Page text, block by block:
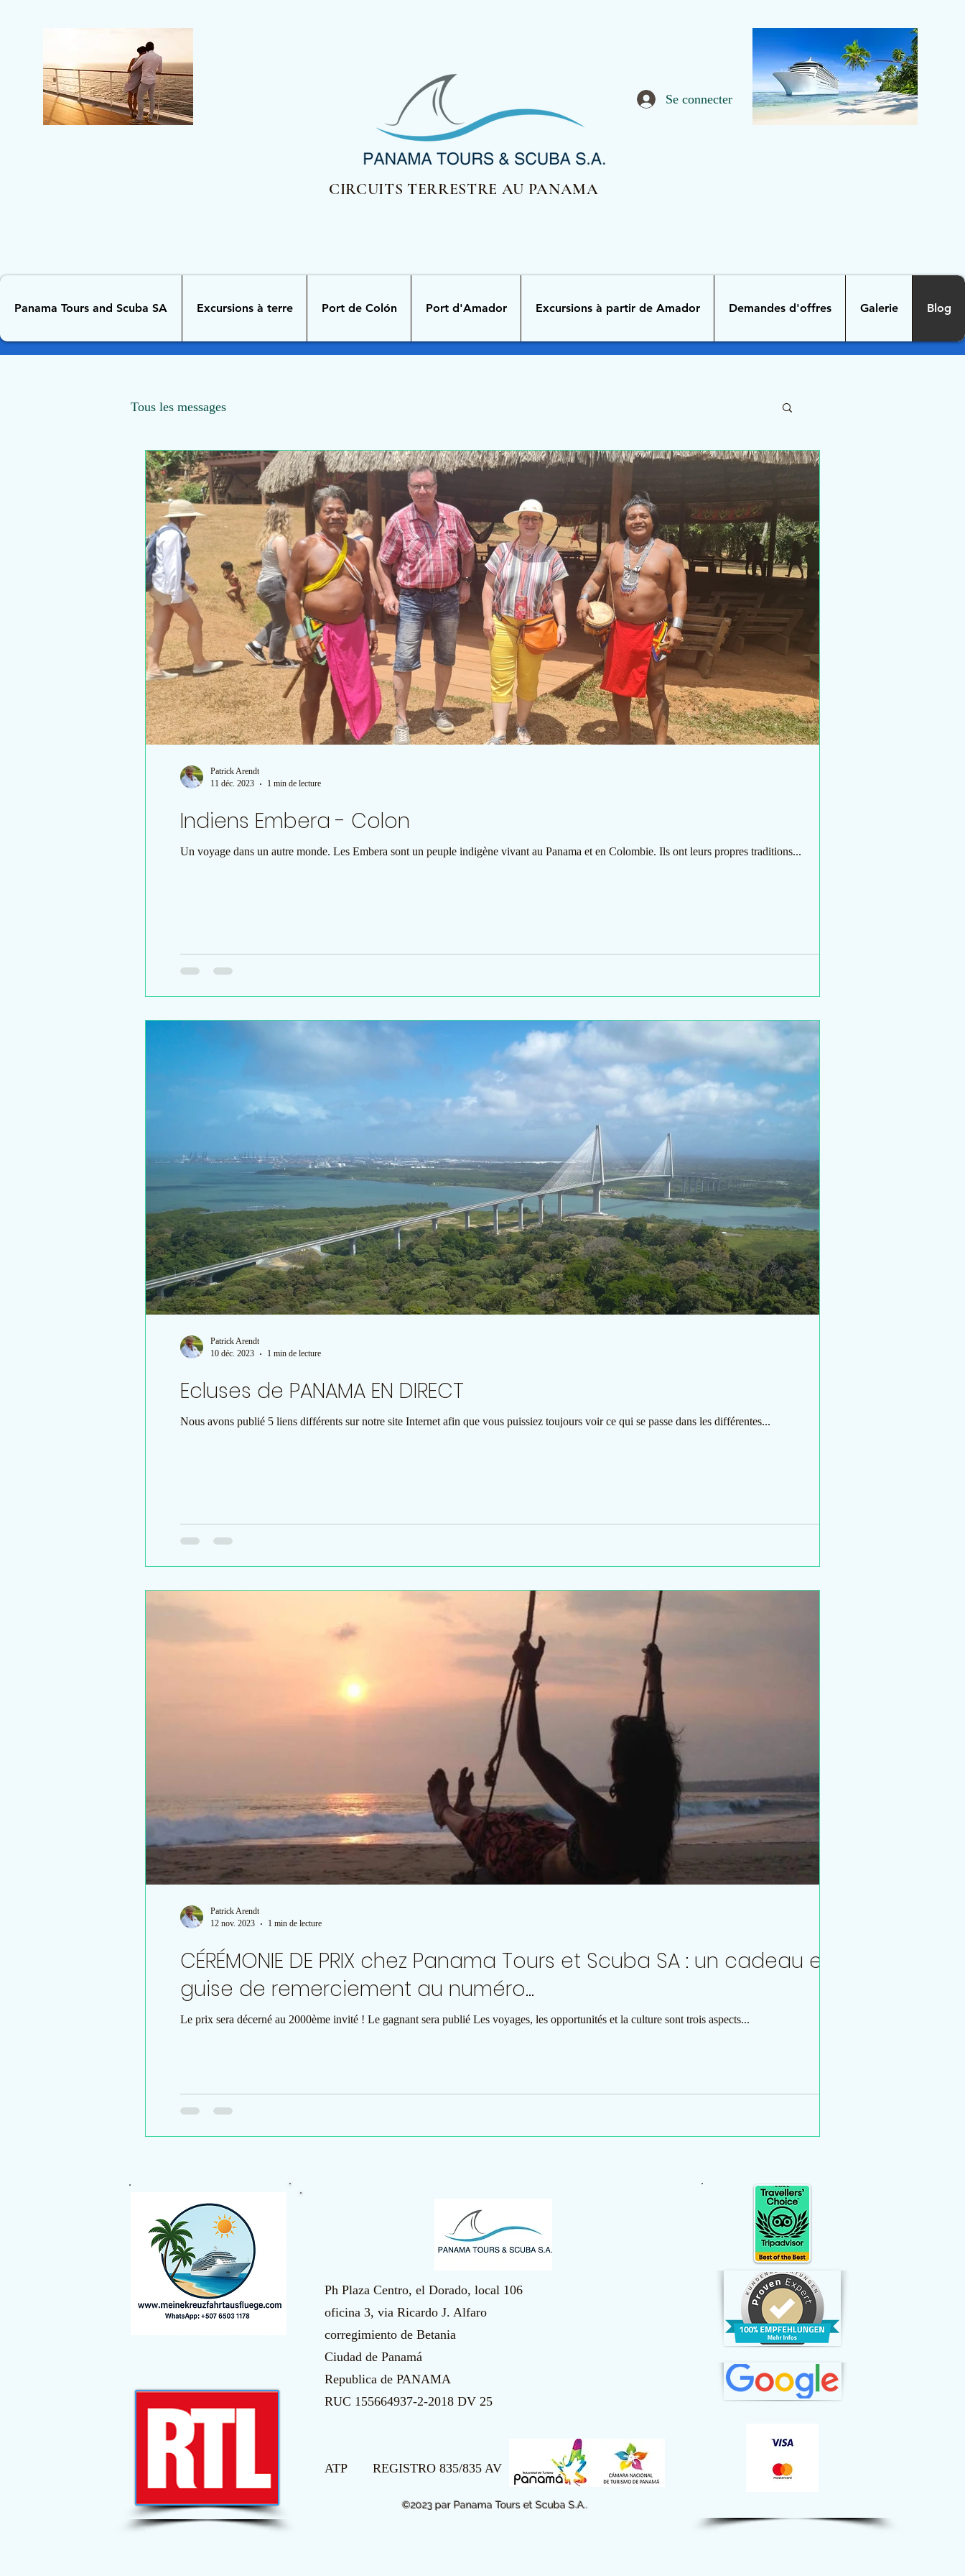
Se connecter
CIRCUITS TERRESTRE AU PANAMA
Panama Tours and Scuba SA Excursions à terre Port de Colón Port d'Amador Excursions à partir de Amador Demandes d'offres Galerie Blog
Tous les messages
Indiens Embera - Colon
Un voyage dans un autre monde. Les Embera sont un peuple indigène vivant au Panama et en Colombie. Ils ont leurs propres traditions...
Patrick Arendt
11 déc. 2023
1 min de lecture
Ecluses de PANAMA EN DIRECT
Nous avons publié 5 liens différents sur notre site Internet afin que vous puissiez toujours voir ce qui se passe dans les différentes...
Patrick Arendt
10 déc. 2023
1 min de lecture
CÉRÉMONIE DE PRIX chez Panama Tours et Scuba SA : un cadeau en
guise de remerciement au numéro...
Le prix sera décerné au 2000ème invité ! Le gagnant sera publié Les voyages, les opportunités et la culture sont trois aspects...
Patrick Arendt
12 nov. 2023
1 min de lecture
©2023 par Panama Tours et Scuba S.A..
Ph Plaza Centro, el Dorado, local 106
oficina 3, via Ricardo J. Alfaro
corregimiento de Betania
Ciudad de Panamá
Republica de PANAMA
​RUC 155664937-2-2018 DV 25​
ATP REGISTRO 835/835 AV